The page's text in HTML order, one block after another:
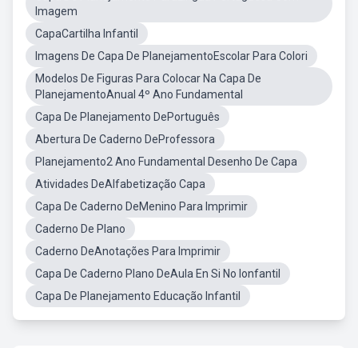
Imagem
CapaCartilha Infantil
Imagens De Capa De PlanejamentoEscolar Para Colori
Modelos De Figuras Para Colocar Na Capa De
PlanejamentoAnual 4º Ano Fundamental
Capa De Planejamento DePortuguês
Abertura De Caderno DeProfessora
Planejamento2 Ano Fundamental Desenho De Capa
Atividades DeAlfabetização Capa
Capa De Caderno DeMenino Para Imprimir
Caderno De Plano
Caderno DeAnotações Para Imprimir
Capa De Caderno Plano DeAula En Si No Ionfantil
Capa De Planejamento Educação Infantil